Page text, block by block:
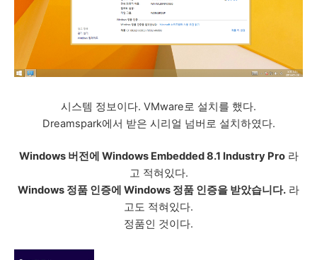
시스템 정보이다. VMware로 설치를 했다.
Dreamspark에서 받은 시리얼 넘버로 설치하였다.
Windows 버전에 Windows Embedded 8.1 Industry Pro라
고 적혀있다.
Windows 정품 인증에 Windows 정품 인증을 받았습니다. 라
고도 적혀있다.
정품인 것이다.